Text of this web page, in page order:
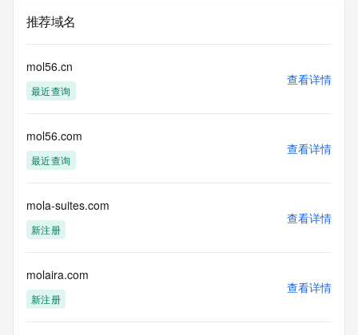
推荐域名
mol56.cn
最近查询
查看详情
mol56.com
最近查询
查看详情
mola-suites.com
新注册
查看详情
molaira.com
新注册
查看详情